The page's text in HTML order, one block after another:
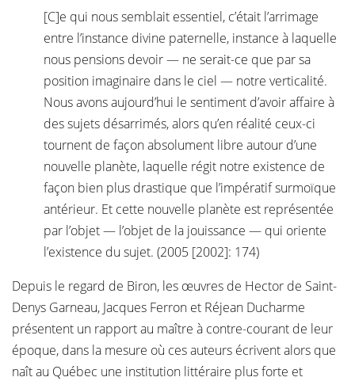
[C]e qui nous semblait essentiel, c’était l’arrimage
entre l’instance divine paternelle, instance à laquelle
nous pensions devoir — ne serait-ce que par sa
position imaginaire dans le ciel — notre verticalité.
Nous avons aujourd’hui le sentiment d’avoir affaire à
des sujets désarrimés, alors qu’en réalité ceux-ci
tournent de façon absolument libre autour d’une
nouvelle planète, laquelle régit notre existence de
façon bien plus drastique que l’impératif surmoïque
antérieur. Et cette nouvelle planète est représentée
par l’objet — l’objet de la jouissance — qui oriente
l’existence du sujet. (2005 [2002]: 174)
Depuis le regard de Biron, les œuvres de Hector de Saint-
Denys Garneau, Jacques Ferron et Réjean Ducharme
présentent un rapport au maître à contre-courant de leur
époque, dans la mesure où ces auteurs écrivent alors que
naît au Québec une institution littéraire plus forte et